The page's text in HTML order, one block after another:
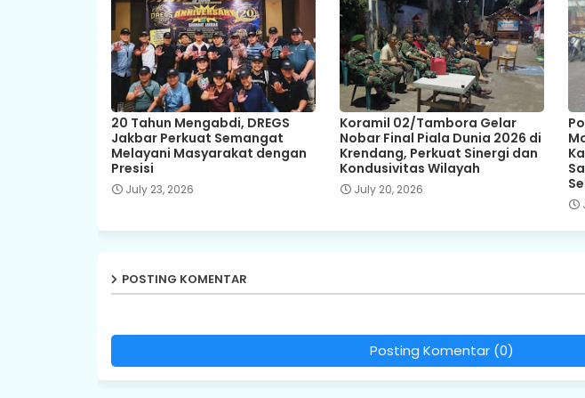
20 Tahun Mengabdi, DREGS
Jakbar Perkuat Semangat
Melayani Masyarakat dengan
Presisi
July 23, 2026
Koramil 02/Tambora Gelar
Nobar Final Piala Dunia 2026 di
Krendang, Perkuat Sinergi dan
Kondusivitas Wilayah
July 20, 2026
POSTING KOMENTAR
Posting Komentar (0)